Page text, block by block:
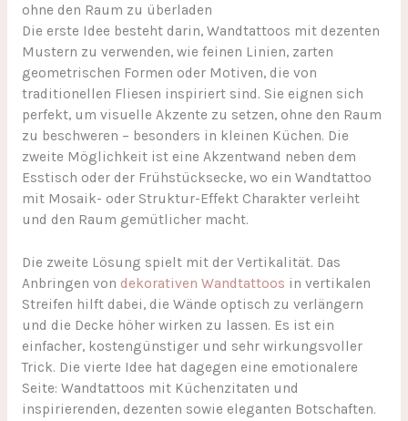
ohne den Raum zu überladen
Die erste Idee besteht darin, Wandtattoos mit dezenten
Mustern zu verwenden, wie feinen Linien, zarten
geometrischen Formen oder Motiven, die von
traditionellen Fliesen inspiriert sind. Sie eignen sich
perfekt, um visuelle Akzente zu setzen, ohne den Raum
zu beschweren – besonders in kleinen Küchen. Die
zweite Möglichkeit ist eine Akzentwand neben dem
Esstisch oder der Frühstücksecke, wo ein Wandtattoo
mit Mosaik- oder Struktur-Effekt Charakter verleiht
und den Raum gemütlicher macht.
Die zweite Lösung spielt mit der Vertikalität. Das
Anbringen von dekorativen Wandtattoos in vertikalen
Streifen hilft dabei, die Wände optisch zu verlängern
und die Decke höher wirken zu lassen. Es ist ein
einfacher, kostengünstiger und sehr wirkungsvoller
Trick. Die vierte Idee hat dagegen eine emotionalere
Seite: Wandtattoos mit Küchenzitaten und
inspirierenden, dezenten sowie eleganten Botschaften.